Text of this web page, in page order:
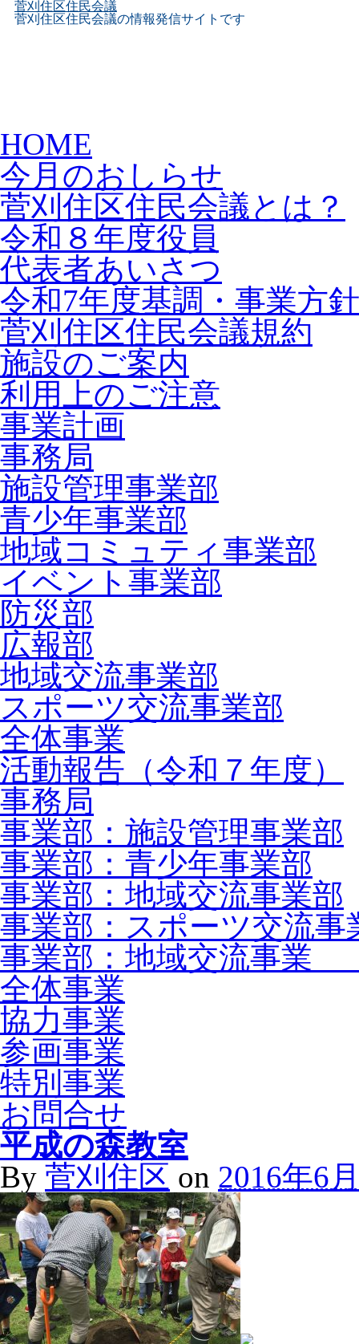
菅刈住区住民会議
菅刈住区住民会議の情報発信サイトです
Skip
to
content
HOME
今月のおしらせ
菅刈住区住民会議とは？
令和８年度役員
代表者あいさつ
令和7年度基調・事業方針
菅刈住区住民会議規約
施設のご案内
利用上のご注意
事業計画
事務局
施設管理事業部
青少年事業部
地域コミュティ事業部
イベント事業部
防災部
広報部
地域交流事業部
スポーツ交流事業部
全体事業
活動報告（令和７年度）
事務局
事業部：施設管理事業部
事業部：青少年事業部
事業部：地域交流事業部
事業部：スポーツ交流事
事業部：地域交流事業
全体事業
協力事業
参画事業
特別事業
お問合せ
平成の森教室
By 菅刈住区 on 2016年6